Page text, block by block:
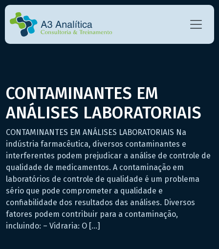
CONTAMINANTES EM
ANÁLISES LABORATORIAIS
CONTAMINANTES EM ANÁLISES LABORATORIAIS Na
indústria farmacêutica, diversos contaminantes e
interferentes podem prejudicar a análise de controle de
qualidade de medicamentos. A contaminação em
laboratórios de controle de qualidade é um problema
sério que pode comprometer a qualidade e
confiabilidade dos resultados das análises. Diversos
fatores podem contribuir para a contaminação,
incluindo: – Vidraria: O […]